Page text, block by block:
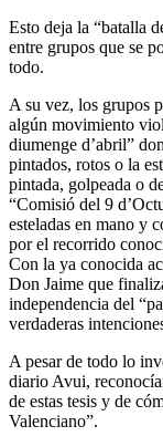
Esto deja la “batalla
entre grupos que se
todo.
A su vez, los grupos
algún movimiento
diumenge d’abril”
pintados, rotos o la
pintada, golpeada o
“Comisió del 9
esteladas en mano y
por el recorrido
Con la ya conocida
Don Jaime que
independencia del
verdaderas
A pesar de todo lo
diario Avui,
de estas tesis y de
Valenciano”.